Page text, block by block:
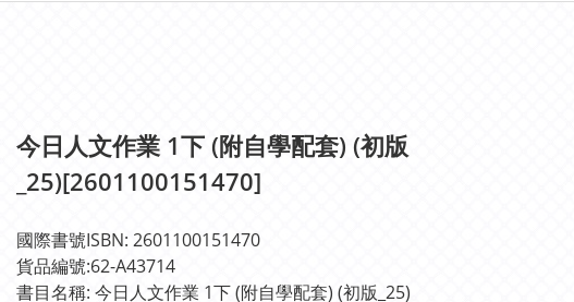
今日人文作業 1下 (附自學配套) (初版
_25)[2601100151470]
國際書號ISBN: 2601100151470
貨品編號:62-A43714
書目名稱: 今日人文作業 1下 (附自學配套) (初版_25)